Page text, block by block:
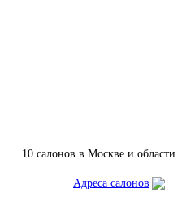
10 салонов в Москве и области
Адреса салонов